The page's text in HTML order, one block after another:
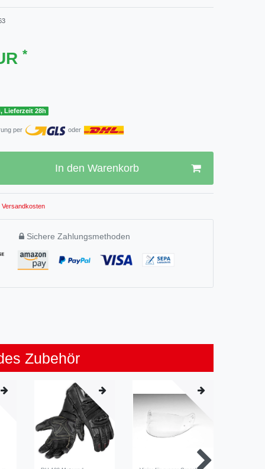
*
Lieferzeit 28h
per oder
In den Warenkorb
Versandkosten
Sichere Zahlungsmethoden
Zubehör